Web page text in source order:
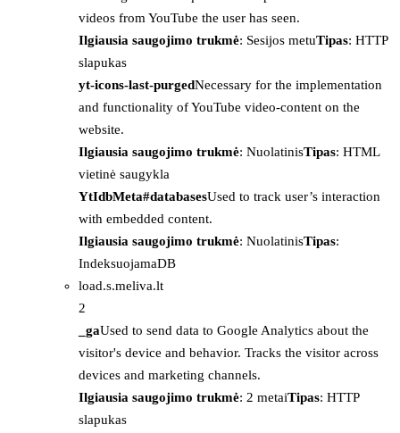
videos from YouTube the user has seen.
Ilgiausia saugojimo trukmė: Sesijos metuTipas: HTTP
slapukas
yt-icons-last-purgedNecessary for the implementation
and functionality of YouTube video-content on the
website.
Ilgiausia saugojimo trukmė: NuolatinisTipas: HTML
vietinė saugykla
YtIdbMeta#databasesUsed to track user’s interaction
with embedded content.
Ilgiausia saugojimo trukmė: NuolatinisTipas:
IndeksuojamaDB
load.s.meliva.lt
2
_gaUsed to send data to Google Analytics about the
visitor's device and behavior. Tracks the visitor across
devices and marketing channels.
Ilgiausia saugojimo trukmė: 2 metaiTipas: HTTP
slapukas